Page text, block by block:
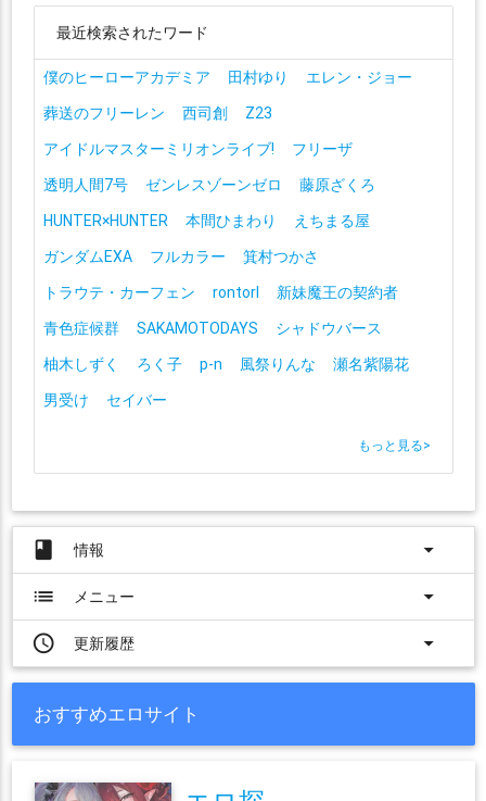
最近検索されたワード
僕のヒーローアカデミア 田村ゆり
エレン・ジョー
葬送のフリーレン
西司創
Z23
アイドルマスターミリオンライブ!
フリーザ
透明人間7号
ゼンレスゾーンゼロ
藤原ざくろ
HUNTER×HUNTER
本間ひまわり
えちまる屋
ガンダムEXA
フルカラー
箕村つかさ
トラウテ・カーフェン
rontorl
新妹魔王の契約者
青色症候群
SAKAMOTODAYS
シャドウバース
柚木しずく
ろく子 p-n 風祭りんな
瀬名紫陽花
男受け
セイバー
もっと見る>
book 情報
arrow_drop_down
list
メニュー
arrow_drop_down
access_time
更新履歴 arrow_drop_down
おすすめエロサイト